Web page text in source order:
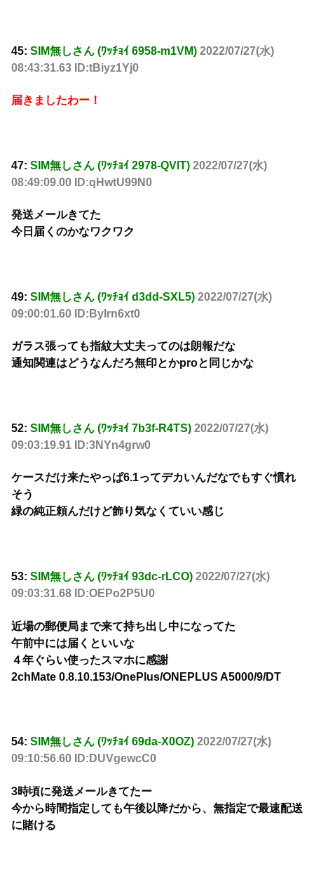
45: SIM無しさん (ﾜｯﾁｮｲ 6958-m1VM) 2022/07/27(水)
08:43:31.63 ID:tBiyz1Yj0
届きましたわー！
47: SIM無しさん (ﾜｯﾁｮｲ 2978-QVlT) 2022/07/27(水)
08:49:09.00 ID:qHwtU99N0
発送メールきてた
今日届くのかなワクワク
49: SIM無しさん (ﾜｯﾁｮｲ d3dd-SXL5) 2022/07/27(水)
09:00:01.60 ID:ByIrn6xt0
ガラス張っても指紋大丈夫ってのは朗報だな
通知関連はどうなんだろ無印とかproと同じかな
52: SIM無しさん (ﾜｯﾁｮｲ 7b3f-R4TS) 2022/07/27(水)
09:03:19.91 ID:3NYn4grw0
ケースだけ来たやっぱ6.1ってデカいんだなでもすぐ慣れ
そう
緑の純正頼んだけど飾り気なくていい感じ
53: SIM無しさん (ﾜｯﾁｮｲ 93dc-rLCO) 2022/07/27(水)
09:03:31.68 ID:OEPo2P5U0
近場の郵便局まで来て持ち出し中になってた
午前中には届くといいな
４年ぐらい使ったスマホに感謝
2chMate 0.8.10.153/OnePlus/ONEPLUS A5000/9/DT
54: SIM無しさん (ﾜｯﾁｮｲ 69da-X0OZ) 2022/07/27(水)
09:10:56.60 ID:DUVgewcC0
3時頃に発送メールきてたー
今から時間指定しても午後以降だから、無指定で最速配送
に賭ける